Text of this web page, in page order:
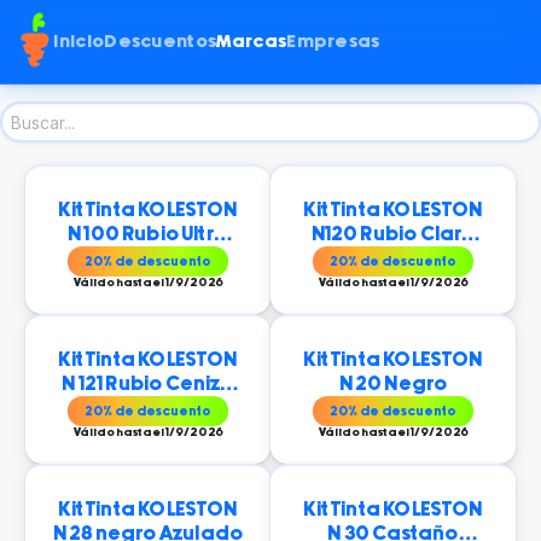
Inicio DescuentosMarcas Empresas
Kit Tinta KOLESTON
N 100 Rubio Ultra
Claro
20% de descuento
Válido hasta el 1/9/2026
Kit Tinta KOLESTON
N120 Rubio Claro
Especial
20% de descuento
Válido hasta el 1/9/2026
Kit Tinta KOLESTON
N 121 Rubio Cenizo
Claro Especial
20% de descuento
Válido hasta el 1/9/2026
Kit Tinta KOLESTON
N 20 Negro
20% de descuento
Válido hasta el 1/9/2026
Kit Tinta KOLESTON
N 28 negro Azulado
Kit Tinta KOLESTON
N 30 Castaño